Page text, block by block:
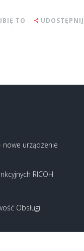
TO UDOSTĘPNIJ
nowe urządzenie
RICOH
Obsługi